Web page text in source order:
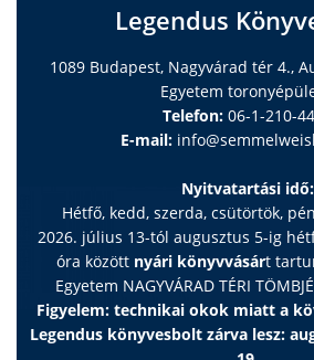
Legendus
1089 Budapest, Nagyvárad tér 4.,
Egyetem
Telefon: 06-1-210-
E-mail:
Nyitvatartási idő:
Hétfő, kedd, szerda, csütörtök,
2026. július 13-tól augusztus 5-ig
óra között nyári könyvvásárt
Egyetem NAGYVÁRAD TÉRI
Figyelem: technikai okok miatt a
Legendus könyvesbolt zárva lesz: